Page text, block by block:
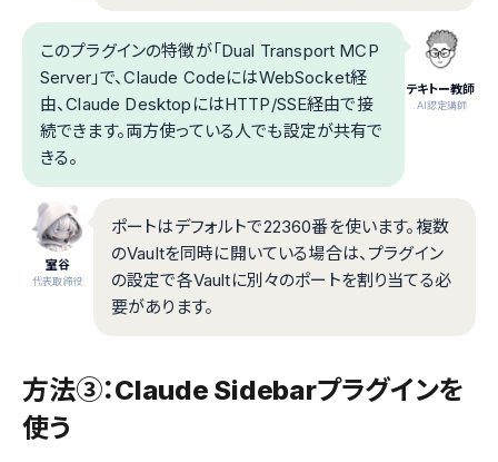
テキトー教師
.AI認定講師
このプラグインの特徴が「Dual Transport MCP
Server」で、Claude CodeにはWebSocket経
由、Claude DesktopにはHTTP/SSE経由で接
続できます。両方使っている人でも設定が共有で
きる。
室谷
代表取締役
ポートはデフォルトで22360番を使います。複数
のVaultを同時に開いている場合は、プラグイン
の設定で各Vaultに別々のポートを割り当てる必
要があります。
方法③：Claude Sidebarプラグインを
使う